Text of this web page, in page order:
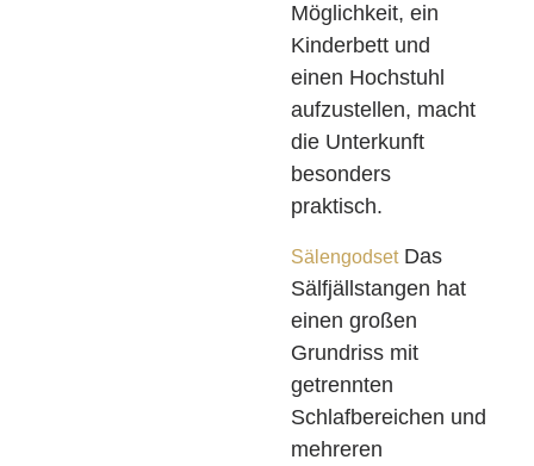
Möglichkeit, ein
Kinderbett und
einen Hochstuhl
aufzustellen, macht
die Unterkunft
besonders
praktisch.
SälengodsetDas
Sälfjällstangen hat
einen großen
Grundriss mit
getrennten
Schlafbereichen und
mehreren